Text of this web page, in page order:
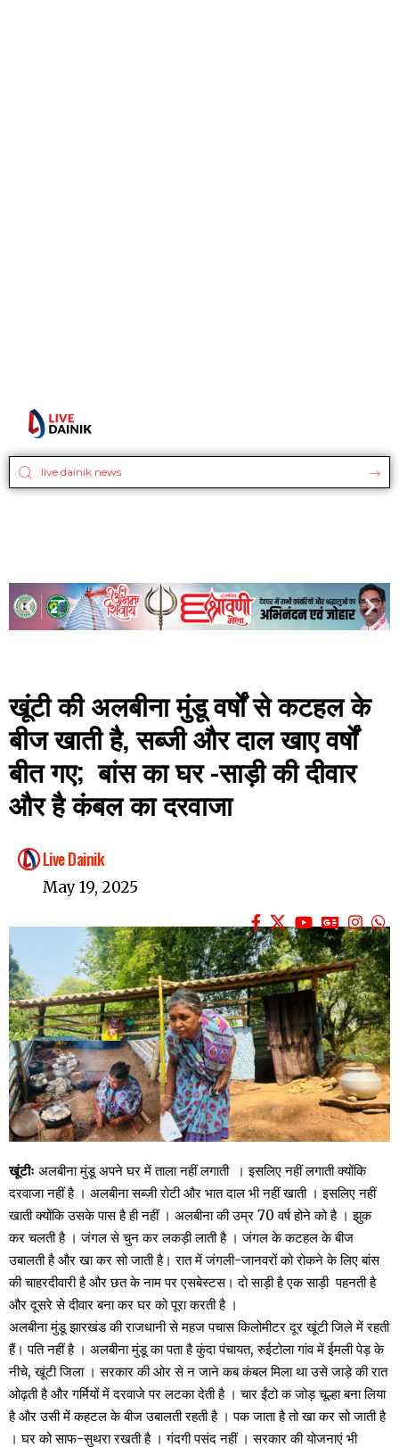
खूंटी की अलबीना मुंडू वर्षों से कटहल के
बीज खाती है, सब्जी और दाल खाए वर्षों
बीत गए; बांस का घर -साड़ी की दीवार
और है कंबल का दरवाजा
Live Dainik
May 19, 2025
खूंटीः अलबीना मुंडू अपने घर में ताला नहीं लगाती । इसलिए नहीं लगाती क्योंकि
दरवाजा नहीं है । अलबीना सब्जी रोटी और भात दाल भी नहीं खाती । इसलिए नहीं
खाती क्योंकि उसके पास है ही नहीं । अलबीना की उम्र 70 वर्ष होने को है । झुक
कर चलती है । जंगल से चुन कर लकड़ी लाती है । जंगल के कटहल के बीज
उबालती है और खा कर सो जाती है। रात में जंगली-जानवरों को रोकने के लिए बांस
की चाहरदीवारी है और छत के नाम पर एसबेस्टस। दो साड़ी है एक साड़ी पहनती है
और दूसरे से दीवार बना कर घर को पूरा करती है ।
अलबीना मुंडू झारखंड की राजधानी से महज पचास किलोमीटर दूर खूंटी जिले में रहती
हैं। पति नहीं है । अलबीना मुंडू का पता है कुंदा पंचायत, रुईटोला गांव में ईमली पेड़ के
नीचे, खूंटी जिला । सरकार की ओर से न जाने कब कंबल मिला था उसे जाड़े की रात
ओढ़ती है और गर्मियों में दरवाजे पर लटका देती है । चार ईंटो क जोड़ चूल्हा बना लिया
है और उसी में कहटल के बीज उबालती रहती है । पक जाता है तो खा कर सो जाती है
। घर को साफ-सुथरा रखती है । गंदगी पसंद नहीं । सरकार की योजनाएं भी